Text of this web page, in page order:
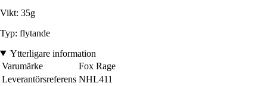
Vikt: 35g
Typ: flytande
Ytterligare information
Varumärke
Fox Rage
Leverantörsreferens NHL411